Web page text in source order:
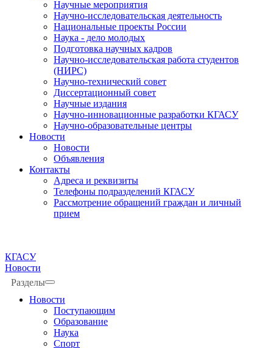
Научные мероприятия
Научно-исследовательская деятельность
Национальные проекты России
Наука - дело молодых
Подготовка научных кадров
Научно-исследовательская работа студентов
(НИРС)
Научно-технический совет
Диссертационный совет
Научные издания
Научно-инновационные разработки КГАСУ
Научно-образовательные центры
Новости
Новости
Объявления
Контакты
Адреса и реквизиты
Телефоны подразделений КГАСУ
Рассмотрение обращений граждан и личный
прием
КГАСУ
Новости
Разделы
Новости
Поступающим
Образование
Наука
Спорт